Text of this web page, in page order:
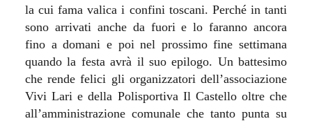
la cui fama valica i confini toscani. Perché in tanti
sono arrivati anche da fuori e lo faranno ancora
fino a domani e poi nel prossimo fine settimana
quando la festa avrà il suo epilogo. Un battesimo
che rende felici gli organizzatori dell’associazione
Vivi Lari e della Polisportiva Il Castello oltre che
all’amministrazione comunale che tanto punta su